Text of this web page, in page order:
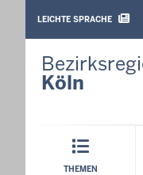
SPRACHEN
LEICHTE SPRACHE
Köln
Hauptmenü
THEMEN